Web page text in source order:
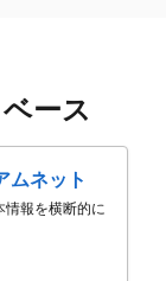
ース
ムネット
情報を横断的に